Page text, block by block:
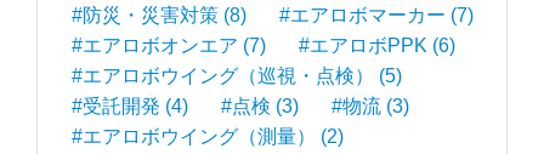
#防災・災害対策 (8)
#エアロボマーカー (7)
#エアロボオンエア (7)
#エアロボPPK (6)
#エアロボウイング（巡視・点検） (5)
#受託開発 (4)
#点検 (3)
#物流 (3)
#エアロボウイング（測量） (2)